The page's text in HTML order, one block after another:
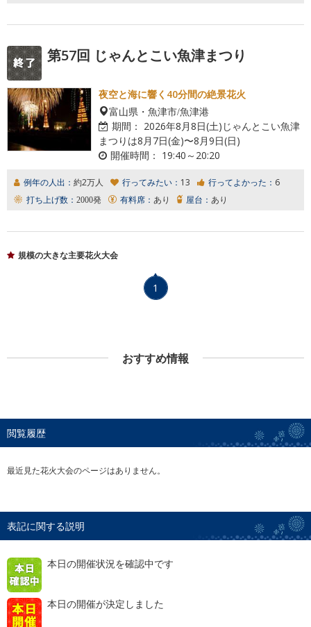
第57回 じゃんとこい魚津まつり
夜空と海に響く40分間の絶景花火
富山県・魚津市/魚津港
期間： 2026年8月8日(土)じゃんとこい魚津
まつりは8月7日(金)〜8月9日(日)
開催時間： 19:40～20:20
例年の人出： 約2万人 行ってみたい： 13 行ってよかった： 6
打ち上げ数： 2000発 有料席： あり 屋台： あり
規模の大きな主要花火大会
1
おすすめ情報
閲覧履歴
最近見た花火大会のページはありません。
表記に関する説明
本日の開催状況を確認中です
本日の開催が決定しました